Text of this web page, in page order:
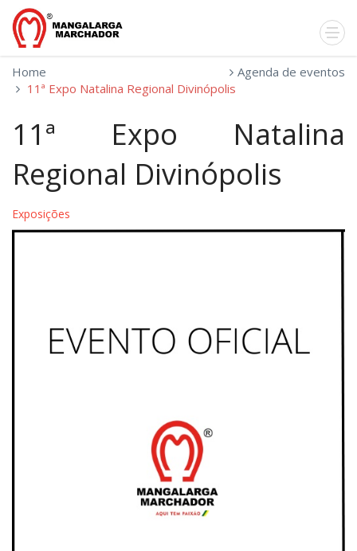
Home
Agenda de eventos
11ª Expo Natalina Regional Divinópolis
11ª Expo Natalina
Regional Divinópolis
Exposições